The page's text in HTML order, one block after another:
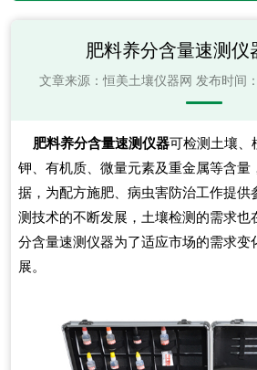
肥料养分含量速测仪
文章来源：恒美土壤仪器网 发布时间
肥料养分含量速测仪器可检测土壤、
钾、有机质、微量元素及重金属等含量
据，为配方施肥、病虫害防治工作提供
测技术的不断发展，土壤检测的需求也
分含量速测仪器为了适应市场的需求变
展。